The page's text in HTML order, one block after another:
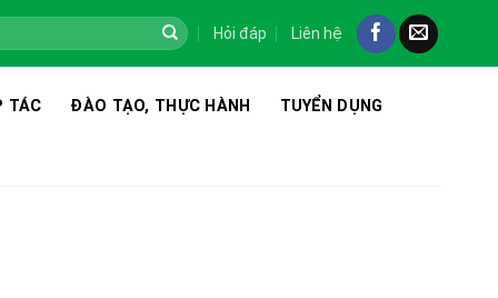
Hỏi đáp Liên hệ
TÁC ĐÀO TẠO, THỰC HÀNH TUYỂN DỤNG